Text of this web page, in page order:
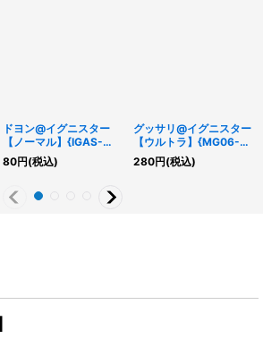
ドヨン@イグニスター
【ノーマル】{IGAS-
JP003}《モンスター》
80円(税込)
グッサリ@イグニスター
【ウルトラ】{MG06-
JP001}《モンスター》
280円(税込)